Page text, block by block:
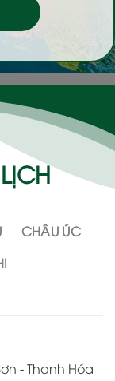
CHÂU ÚC
- Thanh Hóa